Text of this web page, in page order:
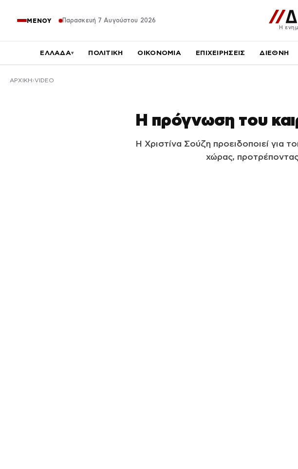
ΜΕΝΟΥ Παρασκευή 7 Αυγούστου 2026
Η
ΕΛΛΑΔΑ▾ ΠΟΛΙΤΙΚΗ ΟΙΚΟΝΟΜΙΑ ΕΠΙΧΕΙΡΗΣΕΙΣ ΔΙΕΘΝΗ
ΑΡΧΙΚΉ VIDEO
Η πρόγνωση του
Η Χριστίνα Σούζη προειδοποιεί για
χώρας, προτρέποντας